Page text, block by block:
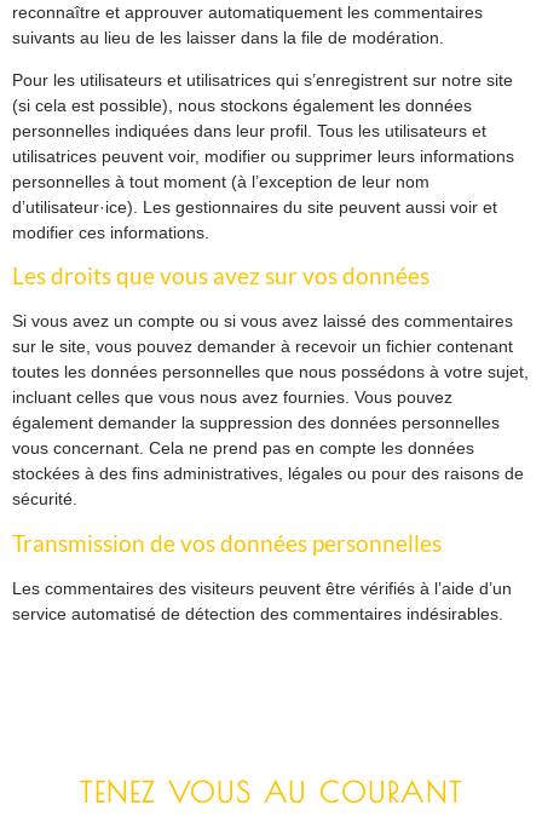
reconnaître et approuver automatiquement les commentaires
suivants au lieu de les laisser dans la file de modération.
Pour les utilisateurs et utilisatrices qui s’enregistrent sur notre site
(si cela est possible), nous stockons également les données
personnelles indiquées dans leur profil. Tous les utilisateurs et
utilisatrices peuvent voir, modifier ou supprimer leurs informations
personnelles à tout moment (à l’exception de leur nom
d’utilisateur·ice). Les gestionnaires du site peuvent aussi voir et
modifier ces informations.
Les droits que vous avez sur vos données
Si vous avez un compte ou si vous avez laissé des commentaires
sur le site, vous pouvez demander à recevoir un fichier contenant
toutes les données personnelles que nous possédons à votre sujet,
incluant celles que vous nous avez fournies. Vous pouvez
également demander la suppression des données personnelles
vous concernant. Cela ne prend pas en compte les données
stockées à des fins administratives, légales ou pour des raisons de
sécurité.
Transmission de vos données personnelles
Les commentaires des visiteurs peuvent être vérifiés à l’aide d’un
service automatisé de détection des commentaires indésirables.
TENEZ VOUS AU COURANT